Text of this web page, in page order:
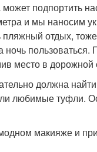
подпортить
и мы наносим
отдых,
место в дорожной
должна
любимые туфли.
макияже и